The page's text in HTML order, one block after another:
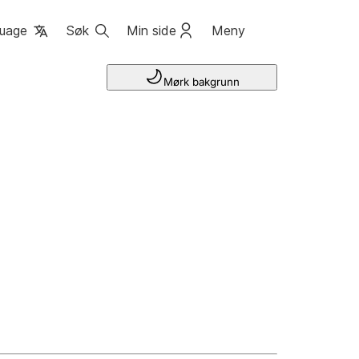
Søk Min side Meny
Mørk bakgrunn